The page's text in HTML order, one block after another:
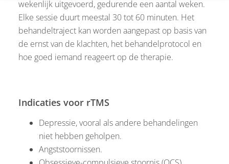
wekenlijk uitgevoerd, gedurende een aantal weken.
Elke sessie duurt meestal 30 tot 60 minuten. Het
behandeltraject kan worden aangepast op basis van
de ernst van de klachten, het behandelprotocol en
hoe goed iemand reageert op de therapie.
Indicaties voor rTMS
Depressie, vooral als andere behandelingen
niet hebben geholpen.
Angststoornissen.